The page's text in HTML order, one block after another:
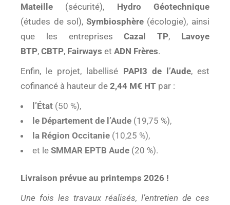
Mateille (sécurité), Hydro Géotechnique
(études de sol),Symbiosphère (écologie), ainsi
que les entreprisesCazal TP, Lavoye
BTP,CBTP, Fairways etADN Frères.
Enfin, le projet, labellisé PAPI3 de l’Aude, est
cofinancé à hauteur de2,44 M€ HT par :
l’État (50 %),
le Département de l’Aude (19,75 %),
la Région Occitanie (10,25 %),
et leSMMAR EPTB Aude (20 %).
Livraison prévue au printemps 2026 !
Une fois les travaux réalisés, l’entretien de ces